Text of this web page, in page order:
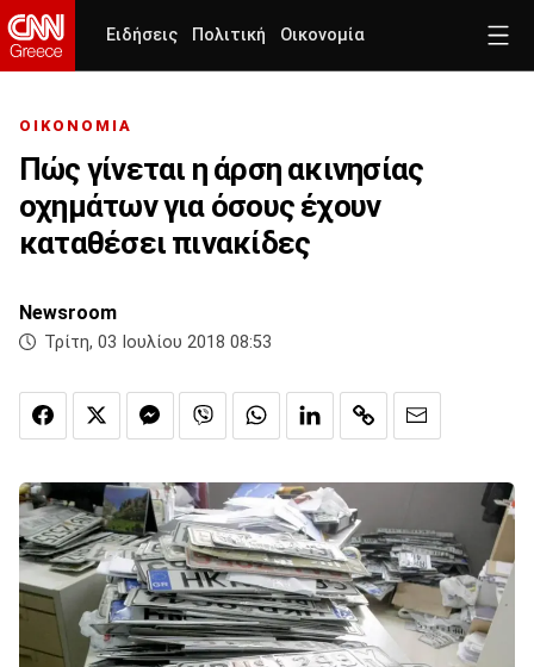
Ειδήσεις Πολιτική Οικονομία
ΟΙΚΟΝΟΜΙΑ
Πώς γίνεται η άρση ακινησίας
οχημάτων για όσους έχουν
καταθέσει πινακίδες
Newsroom
Τρίτη, 03 Ιουλίου 2018 08:53